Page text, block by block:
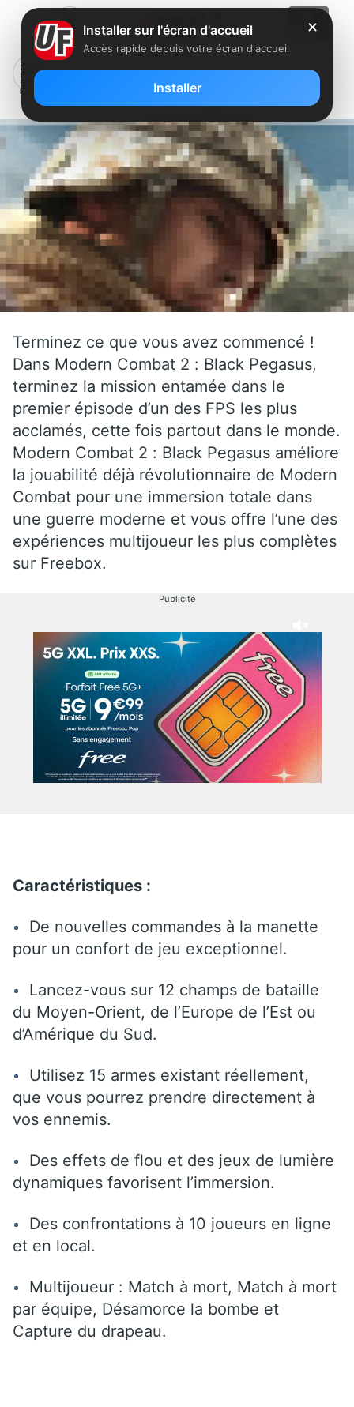
Modern Combat 2, Black Pegasus
Terminez ce que vous avez commencé !
Dans Modern Combat 2 : Black Pegasus,
terminez la mission entamée dans le
premier épisode d’un des FPS les plus
acclamés, cette fois partout dans le monde.
Modern Combat 2 : Black Pegasus améliore
la jouabilité déjà révolutionnaire de Modern
Combat pour une immersion totale dans
une guerre moderne et vous offre l’une des
expériences multijoueur les plus complètes
sur Freebox.
Publicité
Caractéristiques :
De nouvelles commandes à la manette
pour un confort de jeu exceptionnel.
Lancez-vous sur 12 champs de bataille
du Moyen-Orient, de l’Europe de l’Est ou
d’Amérique du Sud.
Utilisez 15 armes existant réellement,
que vous pourrez prendre directement à
vos ennemis.
Des effets de flou et des jeux de lumière
dynamiques favorisent l’immersion.
Des confrontations à 10 joueurs en ligne
et en local.
Multijoueur : Match à mort, Match à mort
par équipe, Désamorce la bombe et
Capture du drapeau.
✕
Installer sur l'écran d'accueil
Accès rapide depuis votre écran d'accueil
Installer